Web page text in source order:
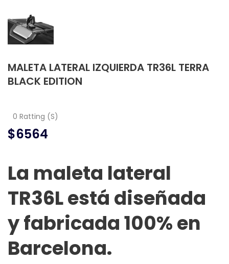
MALETA LATERAL IZQUIERDA TR36L TERRA
BLACK EDITION
0 Ratting (S)
$6564
La maleta lateral
TR36L está diseñada
y fabricada 100% en
Barcelona.